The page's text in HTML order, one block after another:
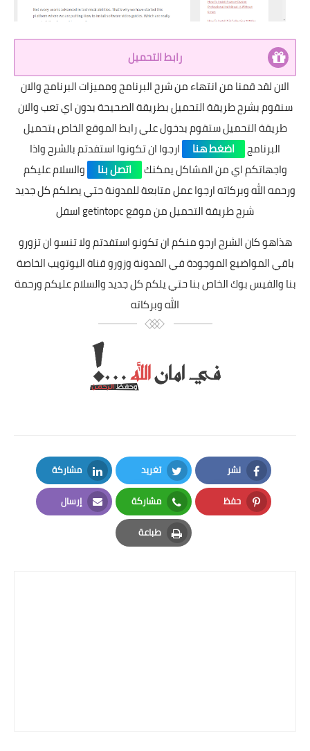
رابط التحميل
الان لقد قمنا من انتهاء من شرح البرنامج ومميزات البرنامج والان
سنقوم بشرح طريقة التحميل بطريقة الصحيحة بدون اي تعب والان
طريقة التحميل ستقوم بدخول علي رابط الموقع الخاص بتحميل
البرنامج
اضغط هنا
ارجوا ان تكونوا استفدتم بالشرح واذا
واجهاتكم اي من المشاكل يمكنك اتصل بنا
والسلام عليكم
ورحمه الله وبركاته ارجوا عمل متابعة للمدونة حتي يصلكم كل جديد
شرح طريقة التحميل من موقع getintopc اسفل
هذاهو كان الشرح ارجو منكم ان تكونو استفدتم ولا تنسو ان تزورو
باقي المواضيع الموجودة في المدونة وزورو قناة اليوتويب الخاصة
بنا والفيس بوك الخاص بنا حتي يلكم كل جديد والسلام عليكم ورحمة
الله وبركاته
نشر
Facebook
تغريد
Twitter
مشاركة
LinkedIn
حفظ
Pinterest
مشاركة
Whatsapp
إرسال
Email
طباعة
Print